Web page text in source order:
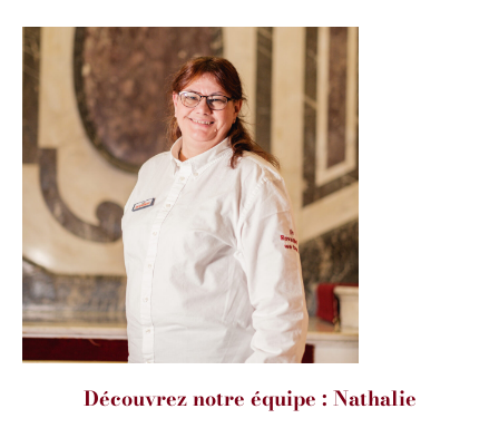
Découvrez notre équipe : Nathalie